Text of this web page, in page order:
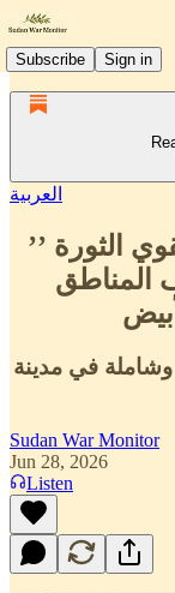
Subscribe Sign in
العربية
الثورة ’’
المناطق
وشاملة في مدينة
Sudan War Monitor
Jun 28, 2026
Listen